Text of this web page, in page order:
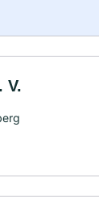
V.